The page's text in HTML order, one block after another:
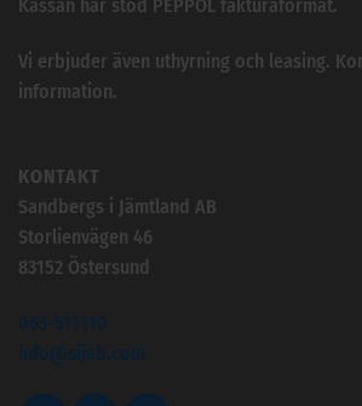
Kassan har stöd PEPPOL fakturaformat.
Vi erbjuder även uthyrning och leasing.
information.
KONTAKT
Sandbergs i Jämtland AB
Storlienvägen 46
83152 Östersund